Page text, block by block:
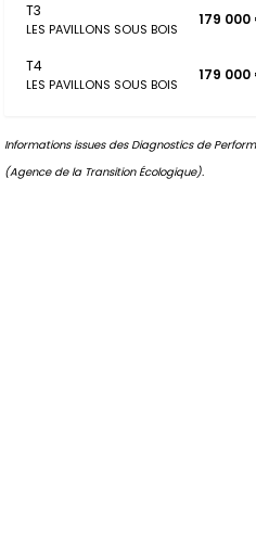
T3
LES PAVILLONS SOUS BOIS
179 000
T4
LES PAVILLONS SOUS BOIS
179 000
Informations issues des Diagnostics de
(Agence de la Transition Écologique).